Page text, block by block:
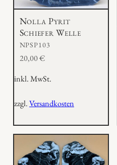
Nolla Pyrit
Schiefer Welle
NPSP103
20,00€
inkl. MwSt.
zzgl.Versandkosten